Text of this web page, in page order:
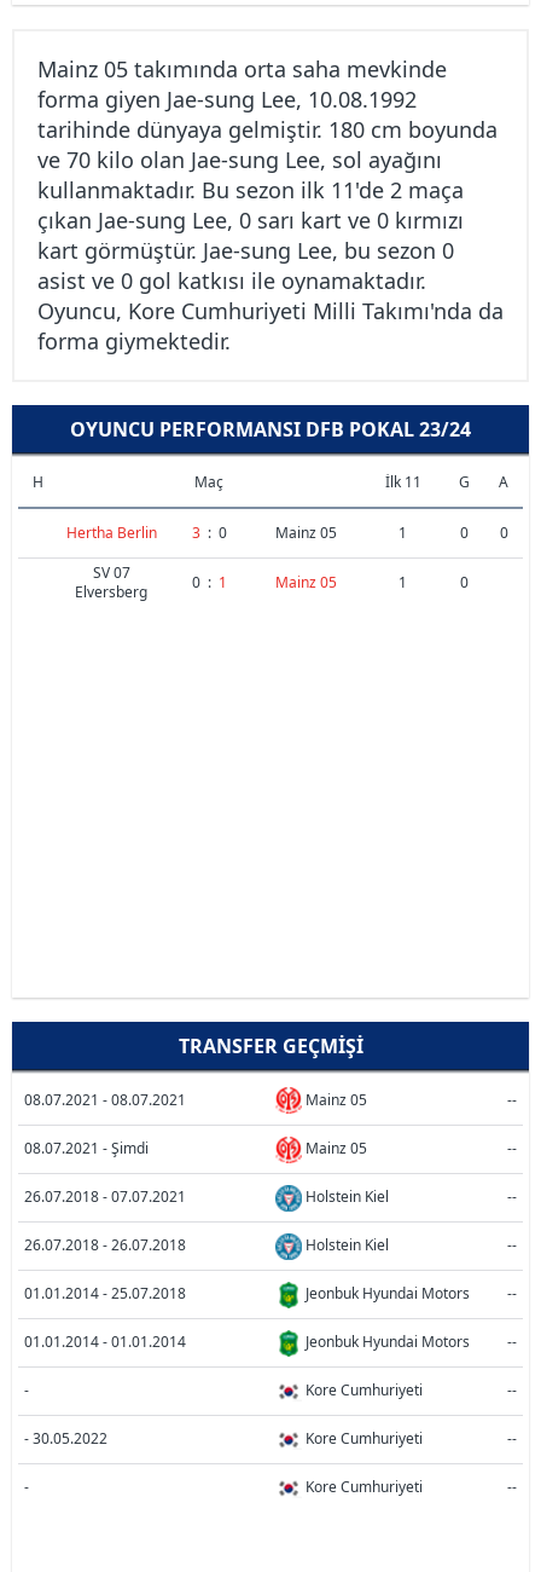
Mainz 05 takımında orta saha mevkinde
forma giyen Jae-sung Lee, 10.08.1992
tarihinde dünyaya gelmiştir. 180 cm boyunda
ve 70 kilo olan Jae-sung Lee, sol ayağını
kullanmaktadır. Bu sezon ilk 11'de 2 maça
çıkan Jae-sung Lee, 0 sarı kart ve 0 kırmızı
kart görmüştür. Jae-sung Lee, bu sezon 0
asist ve 0 gol katkısı ile oynamaktadır.
Oyuncu, Kore Cumhuriyeti Milli Takımı'nda da
forma giymektedir.
OYUNCU PERFORMANSI DFB POKAL 23/24
H Maç İlk 11 G A
Hertha Berlin 3 : 0 Mainz 05 1 0
0
SV 07
Elversberg
0 : 1 Mainz 05 1 0
TRANSFER GEÇMIŞI
08.07.2021 - 08.07.2021 Mainz 05 --
08.07.2021 - Şimdi Mainz 05 --
26.07.2018 - 07.07.2021 Holstein Kiel --
26.07.2018 - 26.07.2018 Holstein Kiel --
01.01.2014 - 25.07.2018 Jeonbuk Hyundai Motors --
01.01.2014 - 01.01.2014 Jeonbuk Hyundai Motors --
- Kore Cumhuriyeti --
- 30.05.2022 Kore Cumhuriyeti --
- Kore Cumhuriyeti --